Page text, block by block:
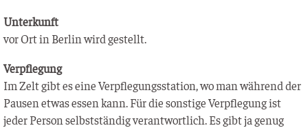
Unter­kunft
vor Ort in Ber­lin wird gestellt.
Ver­pfle­gung
Im Zelt gibt es eine Ver­pfle­gungs­sta­ti­on, wo man wäh­rend der
Pau­sen etwas essen kann. Für die sons­ti­ge Ver­pfle­gung ist
jeder Per­son selbst­stän­dig ver­ant­wort­lich. Es gibt ja genug